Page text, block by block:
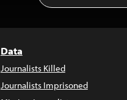
Data
Journalists Killed
Journalists Imprisoned